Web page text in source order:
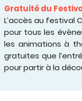
Gratuité du
L’accès au festival
pour tous les
les animations à
gratuites que
pour partir à la